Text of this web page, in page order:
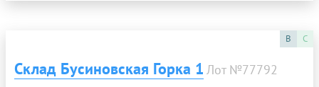
B C
Склад Бусиновская Горка 1 Лот №77792